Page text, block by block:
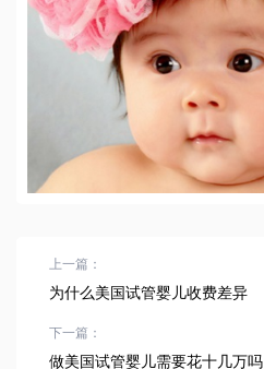
上一篇：
为什么美国试管婴儿收费差异
下一篇：
做美国试管婴儿需要花十几万吗